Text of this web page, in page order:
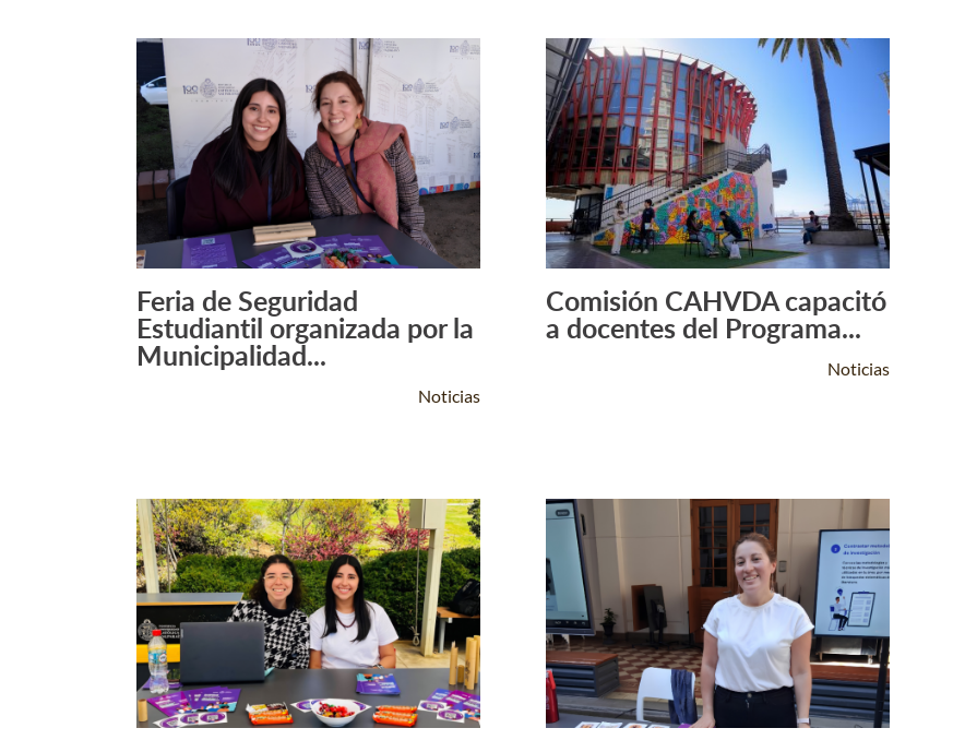
Leer Más +
Feria de Seguridad
Estudiantil organizada por la
Municipalidad...
Noticias
Leer Más +
Comisión CAHVDA capacitó
a docentes del Programa...
Noticias